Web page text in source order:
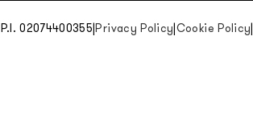
P.I. 02074400355|Privacy Policy|Cookie Policy|